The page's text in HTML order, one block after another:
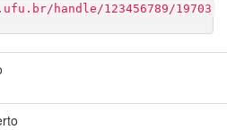
handle/123456789/19703